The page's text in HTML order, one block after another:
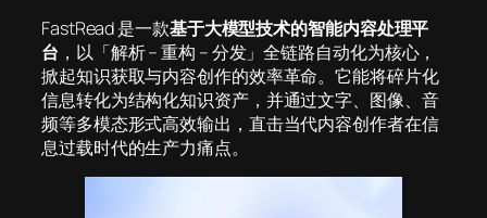
FastRead 是一款基于大模型技术的智能内容处理平
台 ，以「解析 – 重构 – 分发」全链路自动化为核心，
掀起知识获取与内容创作的效率革命。它能将碎片化
信息转化为结构化知识资产，并通过文字、图像、音
频等多模态形式高效输出，直击当代内容创作者在信
息过载时代的生产力痛点。